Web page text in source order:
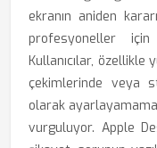
ekranın aniden
profesyoneller
Kullanıcılar, özellikle
çekimlerinde veya
olarak
vurguluyor. Apple